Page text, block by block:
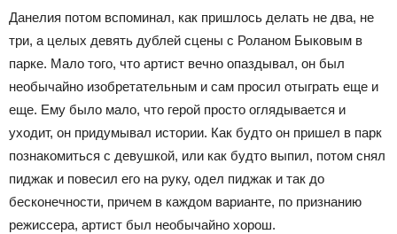
Данелия потом вспоминал, как пришлось делать не два, не
три, а целых девять дублей сцены с Роланом Быковым в
парке. Мало того, что артист вечно опаздывал, он был
необычайно изобретательным и сам просил отыграть еще и
еще. Ему было мало, что герой просто оглядывается и
уходит, он придумывал истории. Как будто он пришел в парк
познакомиться с девушкой, или как будто выпил, потом снял
пиджак и повесил его на руку, одел пиджак и так до
бесконечности, причем в каждом варианте, по признанию
режиссера, артист был необычайно хорош.